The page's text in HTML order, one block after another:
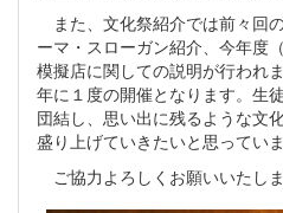
また、文化祭紹介では前々回
ーマ・スローガン紹介、今年度
模擬店に関しての説明が行われ
年に１度の開催となります。生
団結し、思い出に残るような文
盛り上げていきたいと思って
ご協力よろしくお願いいたしま